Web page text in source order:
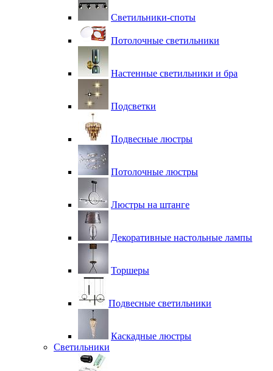
Светильники-споты
Потолочные светильники
Настенные светильники и бра
Подсветки
Подвесные люстры
Потолочные люстры
Люстры на штанге
Декоративные настольные лампы
Торшеры
Подвесные светильники
Каскадные люстры
Светильники